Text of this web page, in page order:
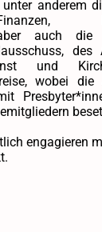
anderem
aber auch die
des
und
wobei die
engagieren